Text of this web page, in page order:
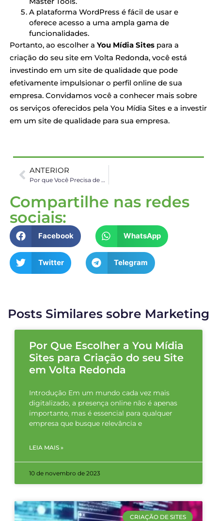
A plataforma WordPress é fácil de usar e
oferece acesso a uma ampla gama de
funcionalidades.
Portanto, ao escolher a You Mídia Sites para a
criação do seu site em Volta Redonda, você está
investindo em um site de qualidade que pode
efetivamente impulsionar o perfil online de sua
empresa. Convidamos você a conhecer mais sobre
os serviços oferecidos pela You Mídia Sites e a investir
em um site de qualidade para sua empresa.
ANTERIOR
Por que Você Precisa de um Profissional para a Remoção de Malware em Sites WordPress
Compartilhe nas redes
sociais:
Facebook WhatsApp
Twitter Telegram
Posts Similares sobre Marketing
Por Que Escolher a You Mídia
Sites para Criação do seu Site
em Volta Redonda
Introdução Em um mundo cada vez mais
digitalizado, a presença online não é apenas
importante, mas é essencial para qualquer
empresa que busque relevância e
LEIA MAIS »
10 de novembro de 2023
CRIAÇÃO DE SITES